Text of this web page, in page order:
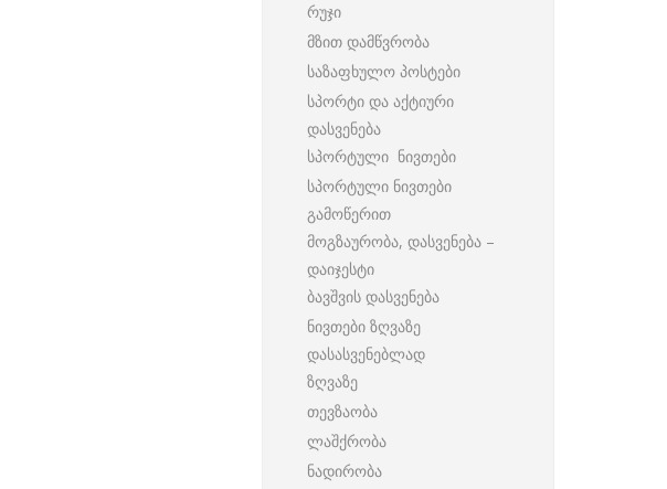
რუჯი
მზით დამწვრობა
საზაფხულო პოსტები
სპორტი და აქტიური
დასვენება
სპორტული ნივთები
სპორტული ნივთები
გამოწერით
მოგზაურობა, დასვენება –
დაიჯესტი
ბავშვის დასვენება
ნივთები ზღვაზე
დასასვენებლად
ზღვაზე
თევზაობა
ლაშქრობა
ნადირობა